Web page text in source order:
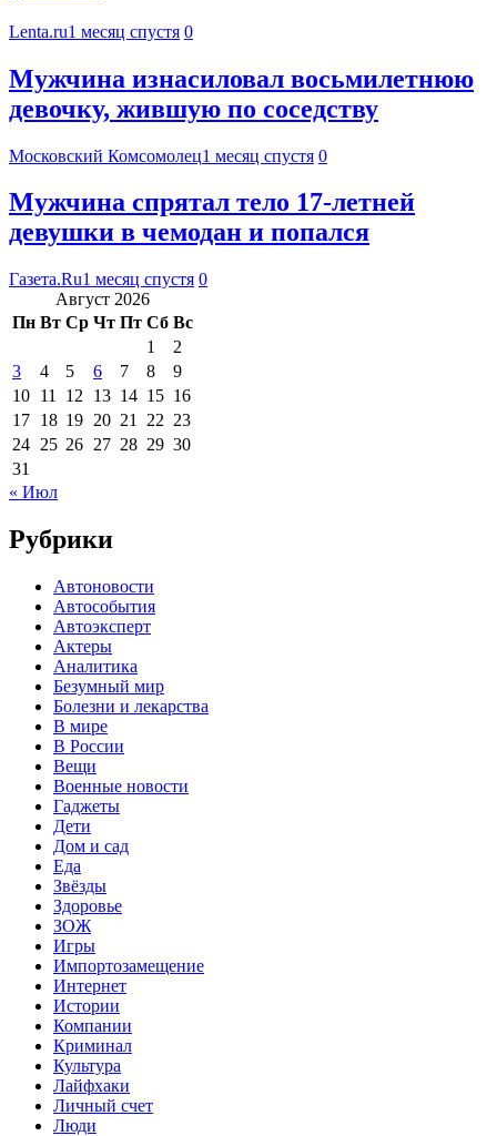
Lenta.ru1 месяц спустя 0
Мужчина изнасиловал восьмилетнюю
девочку, жившую по соседству
Московский Комсомолец1 месяц спустя 0
Мужчина спрятал тело 17-летней
девушки в чемодан и попался
Газета.Ru1 месяц спустя 0
Август 2026
Пн Вт Ср Чт Пт Сб Вс
1
2
3
4 5 6 7 8
9
10 11 12 13 14 15 16
17 18 19 20 21 22 23
24 25 26 27 28 29 30
31
« Июл
Рубрики
Автоновости
Автособытия
Автоэксперт
Актеры
Аналитика
Безумный мир
Болезни и лекарства
В мире
В России
Вещи
Военные новости
Гаджеты
Дети
Дом и сад
Еда
Звёзды
Здоровье
ЗОЖ
Игры
Импортозамещение
Интернет
Истории
Компании
Криминал
Культура
Лайфхаки
Личный счет
Люди